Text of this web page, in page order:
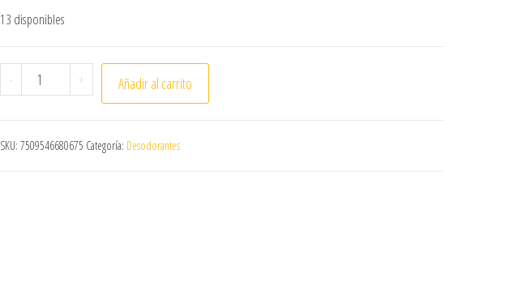
13 disponibles
- DESODORANTE ANTITRANSPIRANTE LADY SPEED STICK CLINICAL COMPLETE 55 GR.
+ Añadir al carrito
SKU: 7509546680675 Categoría: Desodorantes